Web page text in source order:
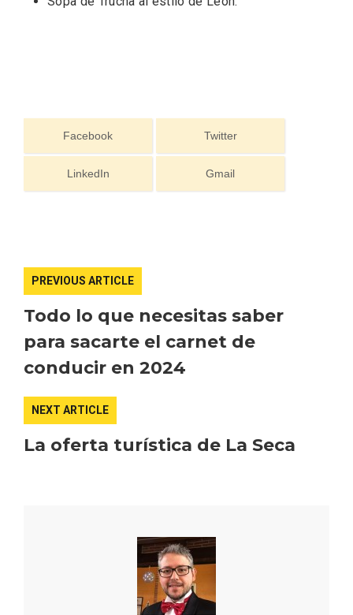
Facebook Twitter
LinkedIn Gmail
PREVIOUS ARTICLE
Todo lo que necesitas saber
para sacarte el carnet de
conducir en 2024
NEXT ARTICLE
La oferta turística de La Seca
Castilla y León